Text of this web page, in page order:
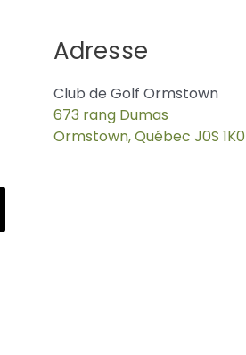
Adresse
Club de Golf Ormstown
673 rang Dumas
Ormstown, Québec J0S 1K0